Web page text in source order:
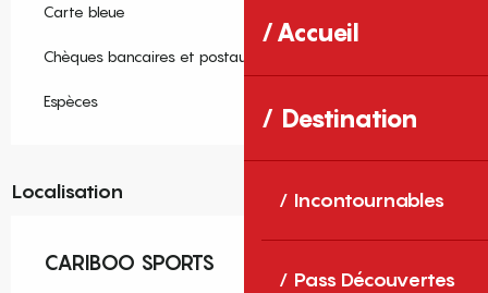
Accueil
Destination
Incontournables
Pass Découvertes
Carte bleue
Chèques bancaires et postaux
Espèces
Localisation
CARIBOO SPORTS